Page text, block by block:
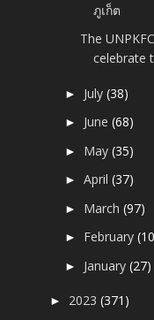
ภูเก็ต
The
celebrate
► July(38)
► June(68)
► May(35)
►April(37)
► March(97)
► February
► January(27)
► 2023(371)